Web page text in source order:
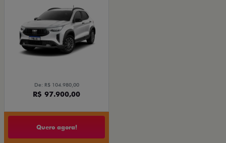
De: R$ 104.980,00
R$ 97.900,00
Quero agora!